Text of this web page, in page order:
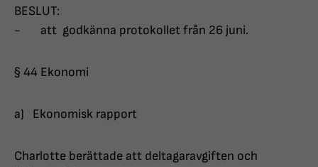
BESLUT:
- att godkänna protokollet från 26 juni.
§ 44 Ekonomi
a) Ekonomisk rapport
Charlotte berättade att deltagaravgiften och